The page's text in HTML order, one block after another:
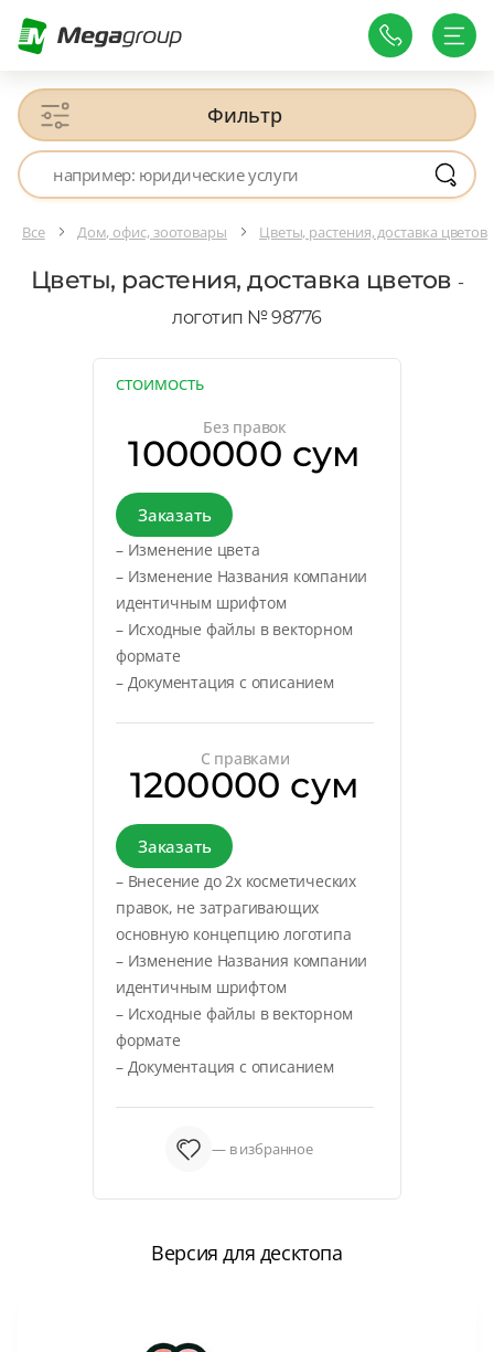
Фильтр
Все Дом, офис, зоотовары Цветы, растения, доставка цветов
Цветы, растения, доставка цветов -
логотип № 98776
СТОИМОСТЬ
Без правок
1000000 сум
Заказать
– Изменение цвета
– Изменение Названия компании
идентичным шрифтом
– Исходные файлы в векторном
формате
– Документация с описанием
С правками
1200000 сум
Заказать
– Внесение до 2х косметических
правок, не затрагивающих
основную концепцию логотипа
– Изменение Названия компании
идентичным шрифтом
– Исходные файлы в векторном
формате
– Документация с описанием
— в избранное
Версия для десктопа